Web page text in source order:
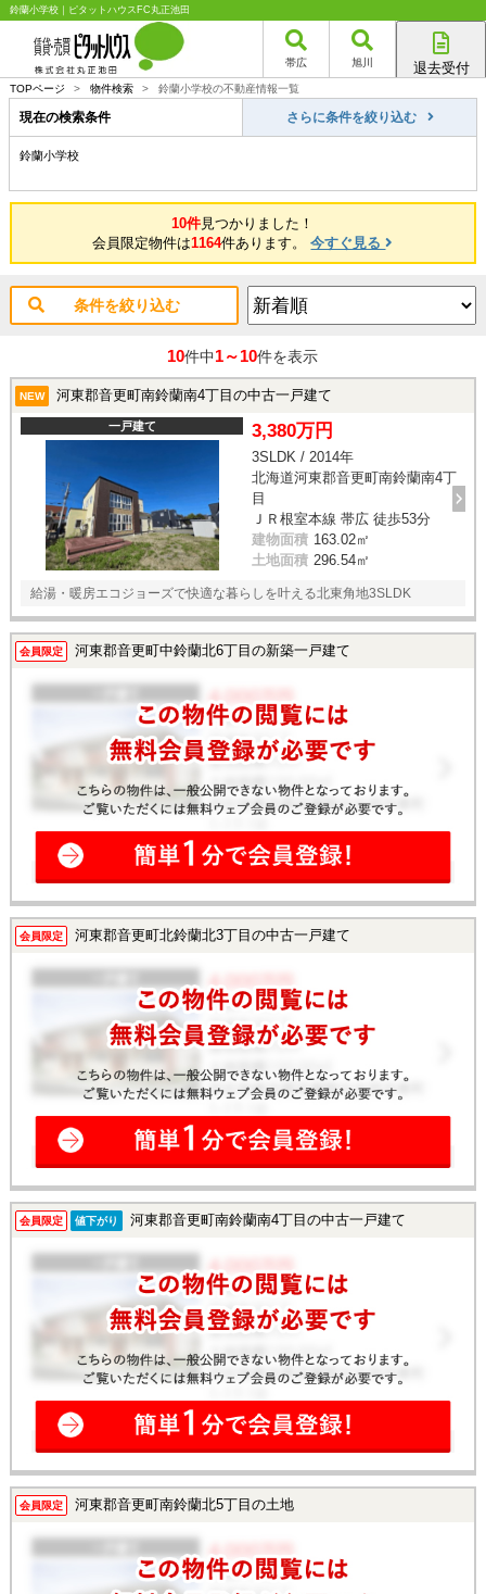
鈴蘭小学校｜ピタットハウスFC丸正池田
帯広 旭川 退去受付
旭川店
TOPページ > 物件検索 > 鈴蘭小学校の不動産情報一覧
現在の検索条件 さらに条件を絞り込む
鈴蘭小学校
10件見つかりました！
会員限定物件は1164件あります。今すぐ見る
条件を絞り込む
10件中1～10件を表示
NEW 河東郡音更町南鈴蘭南4丁目の中古一戸建て
一戸建て 3,380万円
3SLDK / 2014年
北海道河東郡音更町南鈴蘭南4丁
目
ＪＲ根室本線 帯広 徒歩53分
建物面積 163.02㎡
土地面積 296.54㎡
給湯・暖房エコジョーズで快適な暮らしを叶える北東角地3SLDK
会員限定 河東郡音更町中鈴蘭北6丁目の新築一戸建て
会員限定 河東郡音更町北鈴蘭北3丁目の中古一戸建て
会員限定 値下がり 河東郡音更町南鈴蘭南4丁目の中古一戸建て
会員限定 河東郡音更町南鈴蘭北5丁目の土地